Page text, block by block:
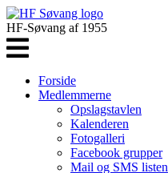
HF-Søvang af 1955
Forside
Medlemmerne
Opslagstavlen
Kalenderen
Fotogalleri
Facebook grupper
Mail og SMS listen